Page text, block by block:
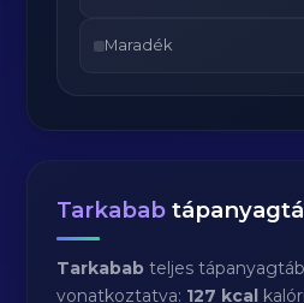
Maradék
Tarkabab
Tarkabab teljes
vonatkoztatva: 127 kcal